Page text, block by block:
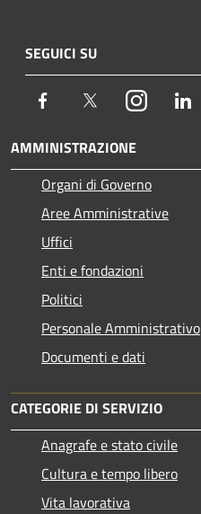
SEGUICI SU
Facebook TwitterInstagram
AMMINISTRAZIONE
Organi di Governo
Aree Amministrative
Uffici
Enti e fondazioni
Politici
Personale Amministrativo
Documenti e dati
CATEGORIE DI SERVIZIO
Anagrafe e stato civile
Cultura e tempo libero
Vita lavorativa